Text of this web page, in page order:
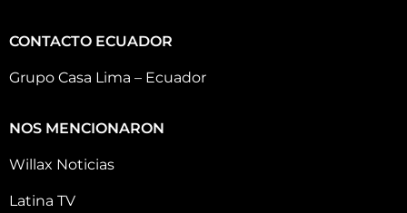
CONTACTO ECUADOR
Grupo Casa Lima – Ecuador
NOS MENCIONARON
Willax Noticias
Latina TV